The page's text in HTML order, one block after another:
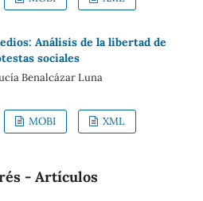
Análisis de la libertad de
sociales
Benalcázar Luna
MOBI XML
- Artículos